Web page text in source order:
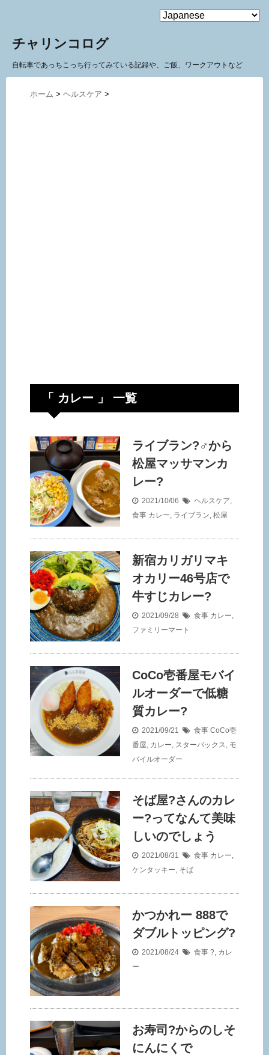
MENU
チャリンコログ
自転車であっちこっち行ってみている記録や、ご飯、ワークアウトなど
ホーム > ヘルスケア >
「 カレー 」 一覧
ライブラン?‍♂️から
松屋マッサマンカ
レー?
2021/10/06 ヘルスケア,
食事 カレー, ライブラン, 松屋
新宿カリガリマキ
オカリー46号店で
牛すじカレー?
2021/09/28 食事 カレー,
ファミリーマート
CoCo壱番屋モバイ
ルオーダーで低糖
質カレー?
2021/09/21 食事 CoCo壱
番屋, カレー, スターバックス, モ
バイルオーダー
そば屋?さんのカレ
ー?ってなんて美味
しいのでしょう
2021/08/31 食事 カレー,
ケンタッキー, そば
かつかれー 888で
ダブルトッピング?
2021/08/24 食事 ?, カレ
ー
お寿司?からのしそ
にんにくで